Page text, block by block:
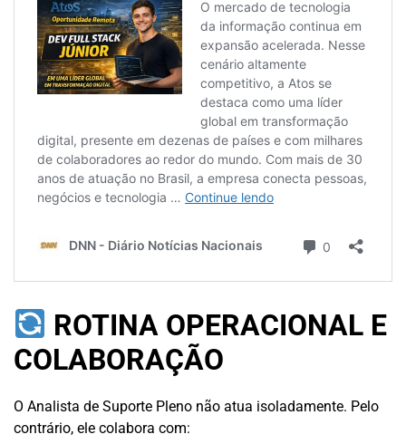
ROTINA OPERACIONAL E
COLABORAÇÃO
O Analista de Suporte Pleno não atua isoladamente. Pelo
contrário, ele colabora com: